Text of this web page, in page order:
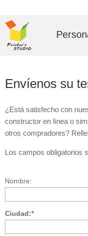
Envíenos su
¿Está satisfecho con
constructor en línea o
otros compradores?
Los campos obligatorios
Nombre:
Ciudad:*